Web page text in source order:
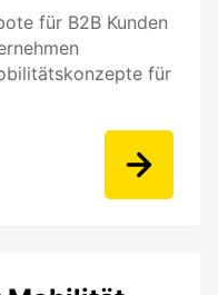
für B2B Kunden
für